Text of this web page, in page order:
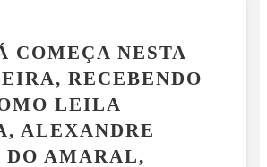
COMEÇA NESTA
RECEBENDO
LEILA
ALEXANDRE
DO AMARAL,